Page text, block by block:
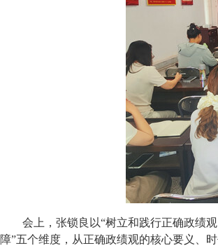
会上，张锁良以“树立和践行正确政绩
障”五个维度，从正确政绩观的核心要义、